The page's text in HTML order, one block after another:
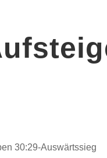
30:29-Auswärtssieg